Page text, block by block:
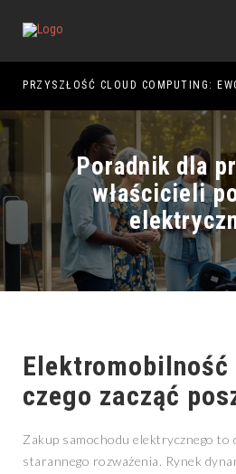
PRZYSZŁOŚĆ CLOUD COMPUTING:
Poradnik dla
właścicieli
czego zacząć
Zakup samochodu elektrycznego to
starannego rozważenia. Rynek